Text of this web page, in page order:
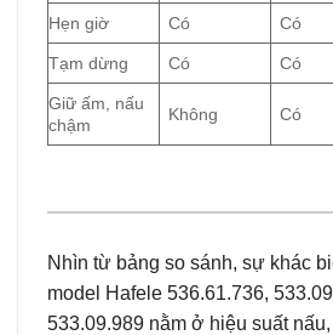
Hẹn giờ Có Có
Tạm dừng Có Có
Giữ ấm, nấu
chậm
Không Có
Nhìn từ bảng so sánh, sự khác
model Hafele 536.61.736,
533.09.989 nằm ở hiệu suất